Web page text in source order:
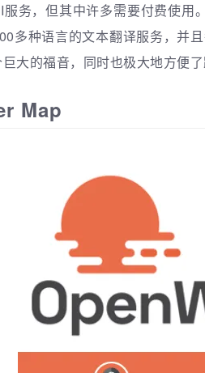
务，但其中许多需要付费使用
多种语言的文本翻译服务，并
大的福音，同时也极大地方便了
Map